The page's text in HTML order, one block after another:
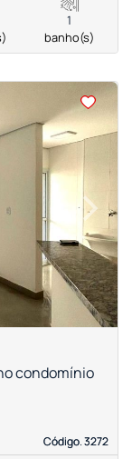
1
banho(s)
›
Next
Código. 3272
Código. 3272
condomínio